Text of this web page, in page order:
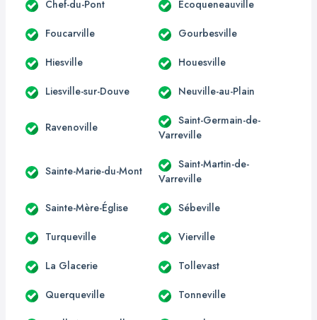
Chef-du-Pont Écoqueneauville
Foucarville Gourbesville
Hiesville Houesville
Liesville-sur-Douve Neuville-au-Plain
Ravenoville
Saint-Germain-de-
Varreville
Sainte-Marie-du-Mont
Saint-Martin-de-
Varreville
Sainte-Mère-Église Sébeville
Turqueville Vierville
La Glacerie Tollevast
Querqueville Tonneville